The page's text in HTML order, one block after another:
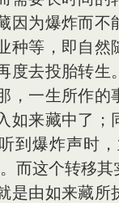
因为爆炸而不
种等，即自然
度去投胎转生
，一生所作的
如来藏中了；
到爆炸声时
而这个转移其
是由如来藏所